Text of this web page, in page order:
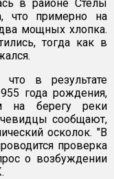
в районе Стелы
что примерно на
мощных хлопка.
тогда как в
что в результате
года рождения,
на берегу реки
сообщают,
осколок. "В
проверка
о возбуждении